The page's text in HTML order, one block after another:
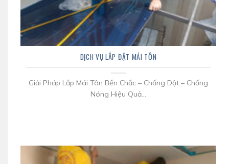
DỊCH VỤ LẮP ĐẶT MÁI TÔN
Giải Pháp Lắp Mái Tôn Bền Chắc – Chống Dột – Chống
Nóng Hiệu Quả...